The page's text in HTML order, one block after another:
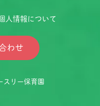
人情報について
わせ
スリー保育園